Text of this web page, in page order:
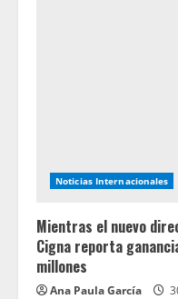
Noticias Internacionales
Mientras el nuevo
Cigna reporta
millones
Ana Paula García